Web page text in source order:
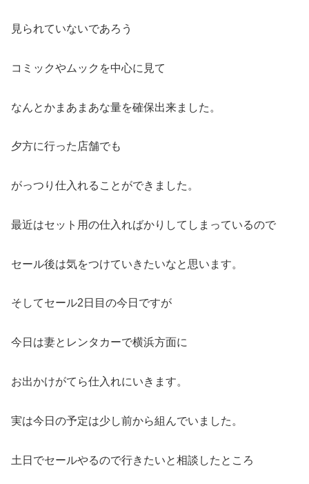
見られていないであろう
コミックやムックを中心に見て
なんとかまあまあな量を確保出来ました。
夕方に行った店舗でも
がっつり仕入れることができました。
最近はセット用の仕入ればかりしてしまっているので
セール後は気をつけていきたいなと思います。
そしてセール2日目の今日ですが
今日は妻とレンタカーで横浜方面に
お出かけがてら仕入れにいきます。
実は今日の予定は少し前から組んでいました。
土日でセールやるので行きたいと相談したところ